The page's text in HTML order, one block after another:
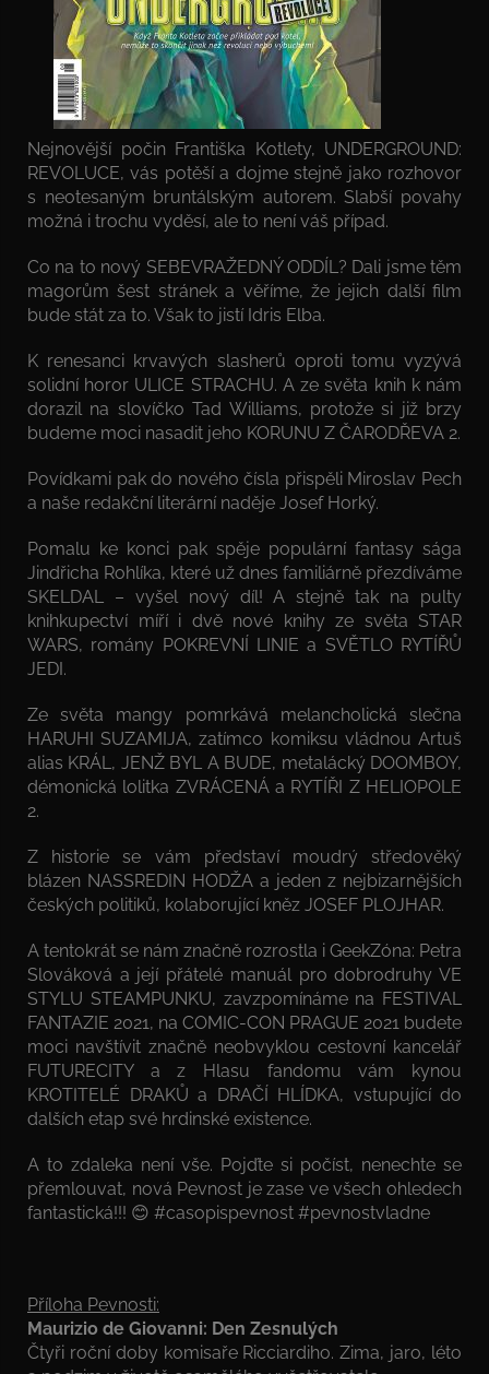
Nejnovější počin Františka Kotlety, UNDERGROUND:
REVOLUCE, vás potěší a dojme stejně jako rozhovor
s neotesaným bruntálským autorem. Slabší povahy
možná i trochu vyděsí, ale to není váš případ.
Co na to nový SEBEVRAŽEDNÝ ODDÍL? Dali jsme těm
magorům šest stránek a věříme, že jejich další film
bude stát za to. Však to jistí Idris Elba.
K renesanci krvavých slasherů oproti tomu vyzývá
solidní horor ULICE STRACHU. A ze světa knih k nám
dorazil na slovíčko Tad Williams, protože si již brzy
budeme moci nasadit jeho KORUNU Z ČARODŘEVA 2.
Povídkami pak do nového čísla přispěli Miroslav Pech
a naše redakční literární naděje Josef Horký.
Pomalu ke konci pak spěje populární fantasy sága
Jindřicha Rohlíka, které už dnes familiárně přezdíváme
SKELDAL – vyšel nový díl! A stejně tak na pulty
knihkupectví míří i dvě nové knihy ze světa STAR
WARS, romány POKREVNÍ LINIE a SVĚTLO RYTÍŘŮ
JEDI.
Ze světa mangy pomrkává melancholická slečna
HARUHI SUZAMIJA, zatímco komiksu vládnou Artuš
alias KRÁL, JENŽ BYL A BUDE, metalácký DOOMBOY,
démonická lolitka ZVRÁCENÁ a RYTÍŘI Z HELIOPOLE
2.
Z historie se vám představí moudrý středověký
blázen NASSREDIN HODŽA a jeden z nejbizarnějších
českých politiků, kolaborující kněz JOSEF PLOJHAR.
A tentokrát se nám značně rozrostla i GeekZóna: Petra
Slováková a její přátelé manuál pro dobrodruhy VE
STYLU STEAMPUNKU, zavzpomínáme na FESTIVAL
FANTAZIE 2021, na COMIC-CON PRAGUE 2021 budete
moci navštívit značně neobvyklou cestovní kancelář
FUTURECITY a z Hlasu fandomu vám kynou
KROTITELÉ DRAKŮ a DRAČÍ HLÍDKA, vstupující do
dalších etap své hrdinské existence.
A to zdaleka není vše. Pojďte si počíst, nenechte se
přemlouvat, nová Pevnost je zase ve všech ohledech
fantastická!!! 😊 #casopispevnost #pevnostvladne
Příloha Pevnosti:
Maurizio de Giovanni: Den Zesnulých
Čtyři roční doby komisaře Ricciardiho. Zima, jaro, léto